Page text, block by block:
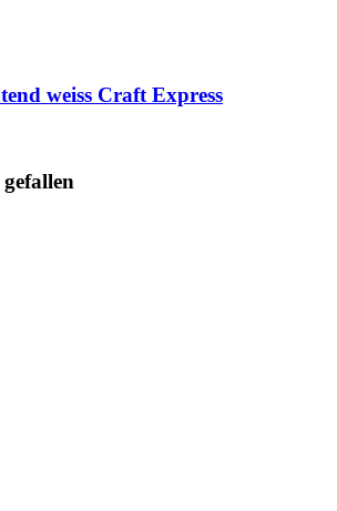
weiss Craft Express